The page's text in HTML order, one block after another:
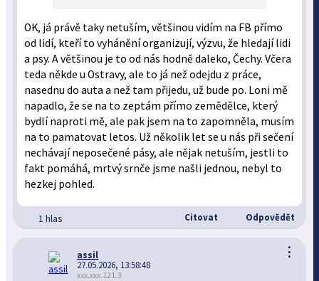
OK, já právě taky netuším, většinou vidím na FB přímo
od lidí, kteří to vyhánění organizují, výzvu, že hledají lidi
a psy. A většinou je to od nás hodně daleko, Čechy. Včera
teda někde u Ostravy, ale to já než odejdu z práce,
nasednu do auta a než tam přijedu, už bude po. Loni mě
napadlo, že se na to zeptám přímo zemědělce, který
bydlí naproti mě, ale pak jsem na to zapomněla, musím
na to pamatovat letos. Už několik let se u nás při sečení
nechávají neposečené pásy, ale nějak netuším, jestli to
fakt pomáhá, mrtvý srnče jsme našli jednou, nebyl to
hezkej pohled.
1 hlas Citovat Odpovědět
⋮
assil
27.05.2026, 13:58:48
xxx.xxx.121.3